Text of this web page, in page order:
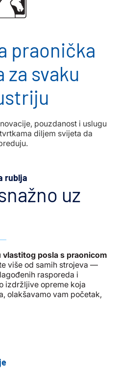
praonička
za svaku
pouzdanost i uslugu
diljem svijeta da
rublja
uz
vlastitog posla s praonicom
više od samih strojeva —
rasporeda i
izdržljive opreme koja
olakšavamo vam početak,